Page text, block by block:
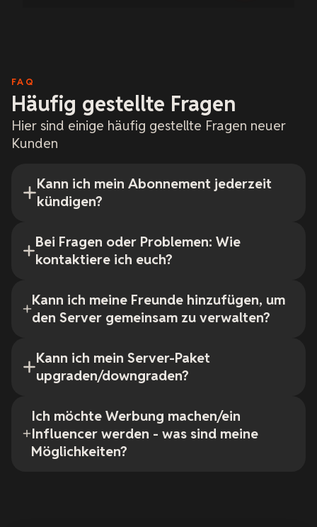
FAQ
Häufig gestellte Fragen
Hier sind einige häufig gestellte Fragen neuer
Kunden
Kann ich mein Abonnement jederzeit
kündigen?
Bei Fragen oder Problemen: Wie
kontaktiere ich euch?
Kann ich meine Freunde hinzufügen, um
den Server gemeinsam zu verwalten?
Kann ich mein Server-Paket
upgraden/downgraden?
Ich möchte Werbung machen/ein
Influencer werden - was sind meine
Möglichkeiten?